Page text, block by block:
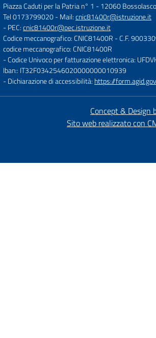
Piazza Caduti per la Patria n° 1 -12060
Tel 0173799020- Mail:cnic81400r@istruzione.it
- PEC:cnic81400r@pec.istruzione.it
Codice meccanografico: CNIC81400R - C.F.
codice meccanografico: CNIC81400R
- Codice Univoco per fatturazione elettronica:
Iban:: IT32F0342546020000000010939
- Dichiarazione di accessibilità: https://
Concept & Design
Sito web realizzato con